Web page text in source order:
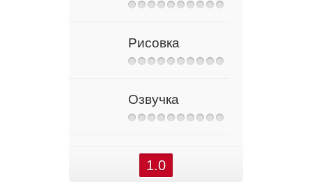
Рисовка
Озвучка
1.0